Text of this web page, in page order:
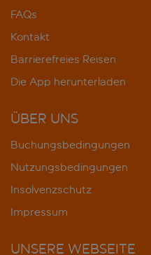
FAQs
Kontakt
Barrierefreies Reisen
Die App herunterladen
ÜBER UNS
Buchungsbedingungen
Nutzungsbedingungen
Insolvenzschutz
Impressum
UNSERE WEBSEITE